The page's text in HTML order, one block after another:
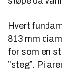
Hvert
813 mm
for som en
”steg”.